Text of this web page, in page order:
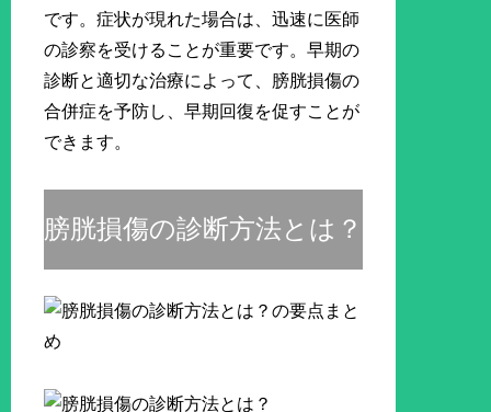
です。症状が現れた場合は、迅速に医師
の診察を受けることが重要です。早期の
診断と適切な治療によって、膀胱損傷の
合併症を予防し、早期回復を促すことが
できます。
膀胱損傷の診断方法とは？